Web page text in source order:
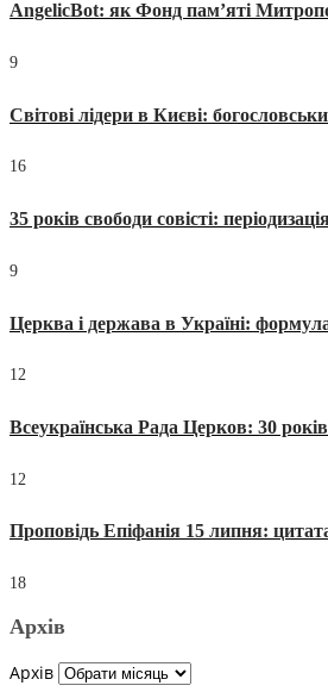
AngelicBot: як Фонд пам’яті
9
Світові лідери в Києві:
16
35 років свободи совісті:
9
Церква і держава в Україні:
12
Всеукраїнська Рада Церков: 30
12
Проповідь Епіфанія 15 липня:
18
Архів
Архів